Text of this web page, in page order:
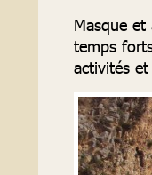
Masque
temps
activités